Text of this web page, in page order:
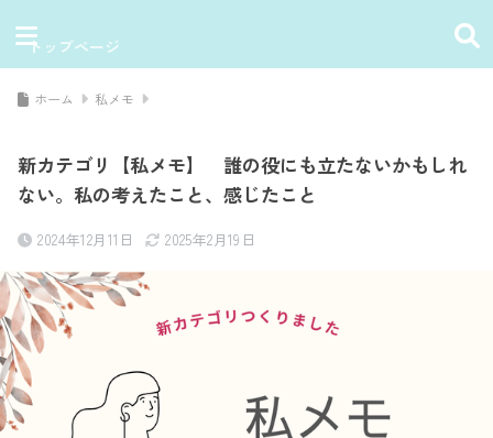
トップページ
ホーム 私メモ
新カテゴリ【私メモ】 誰の役にも立たないかもしれ
ない。私の考えたこと、感じたこと
2024年12月11日 2025年2月19日